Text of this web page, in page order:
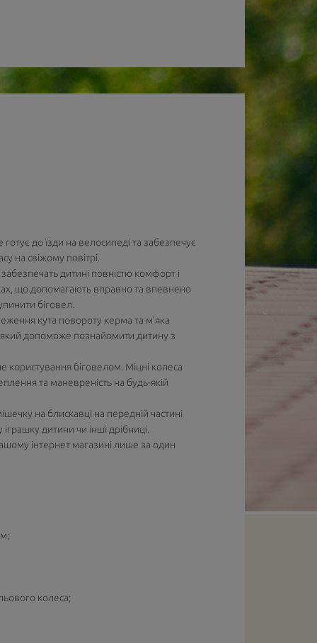
до їзди на велосипеді та забезпечує
на свіжому повітрі.
дитині повністю комфорт і
що допомагають вправно та впевнено
біговел.
кута повороту керма та м'яка
який допоможе познайомити дитину з
користування біговелом. Міцні колеса
та маневреність на будь-якій
на блискавці на передній частині
дитини чи інші дрібниці.
інтернет магазині лише за один
колеса;